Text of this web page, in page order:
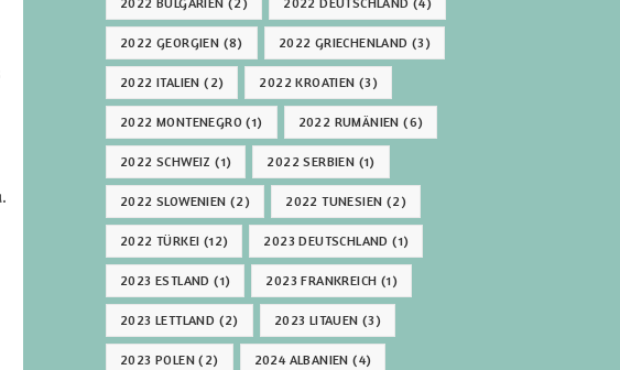
2022 GEORGIEN (8) 2022 GRIECHENLAND (3)
2022 ITALIEN (2) 2022 KROATIEN (3)
2022 MONTENEGRO (1) 2022 RUMÄNIEN (6)
2022 SCHWEIZ (1) 2022 SERBIEN (1)
2022 SLOWENIEN (2) 2022 TUNESIEN (2)
2022 TÜRKEI (12) 2023 DEUTSCHLAND (1)
2023 ESTLAND (1) 2023 FRANKREICH (1)
2023 LETTLAND (2) 2023 LITAUEN (3)
2023 POLEN (2) 2024 ALBANIEN (4)